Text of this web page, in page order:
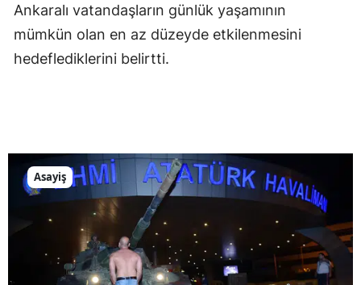
Ankaralı vatandaşların günlük yaşamının
mümkün olan en az düzeyde etkilenmesini
hedeflediklerini belirtti.
Asayiş